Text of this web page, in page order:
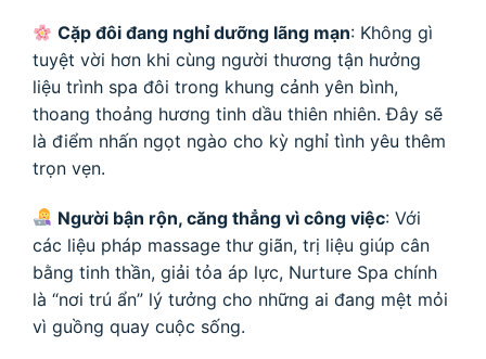
Cặp đôi đang nghỉ dưỡng lãng mạn: Không gì
tuyệt vời hơn khi cùng người thương tận hưởng
liệu trình spa đôi trong khung cảnh yên bình,
thoang thoảng hương tinh dầu thiên nhiên. Đây sẽ
là điểm nhấn ngọt ngào cho kỳ nghỉ tình yêu thêm
trọn vẹn.
Người bận rộn, căng thẳng vì công việc: Với
các liệu pháp massage thư giãn, trị liệu giúp cân
bằng tinh thần, giải tỏa áp lực, Nurture Spa chính
là “nơi trú ẩn” lý tưởng cho những ai đang mệt mỏi
vì guồng quay cuộc sống.